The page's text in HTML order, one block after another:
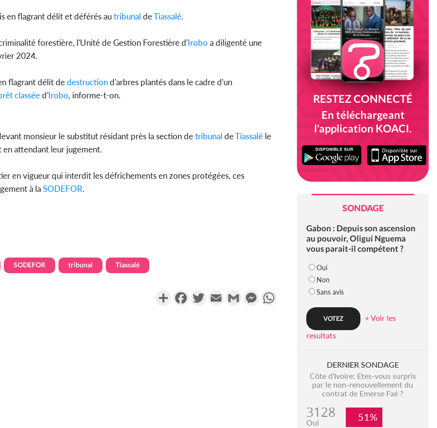
en flagrant délit et déférés autribunal deTiassalé.
forestière, l'Unité de Gestion Forestière d'Irobo a diligenté une
2024.
flagrant délit dedestructiond'arbres plantés dans le cadre d'un
classéed'Irobo, informe-t-on.
monsieur le substitut résidant près la section detribunal deTiassalé le
attendant leur jugement.
en vigueur qui interdit les défrichements en zones protégées, ces
à laSODEFOR.
SODEFOR tribunal Tiassalé
PartagerFacebookTwitterEmail Gmail MessengerWhatsApp
RESTEZ CONNECTÉ
En téléchargeant
l'application KOACI.
SONDAGE
Gabon : Depuis son ascension
au pouvoir, Oligui Nguema
vous parait-il compétent ?
Oui
Non
Sans avis
+ Voir les
resultats
DERNIER SONDAGE
Côte d'Ivoire: Etes-vous surpris
par le non-renouvellement du
contrat de Emerse Faé ?
3128
Oui 51%